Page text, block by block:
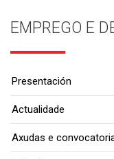
EMPREGO E
Presentación
Actualidade
Axudas e